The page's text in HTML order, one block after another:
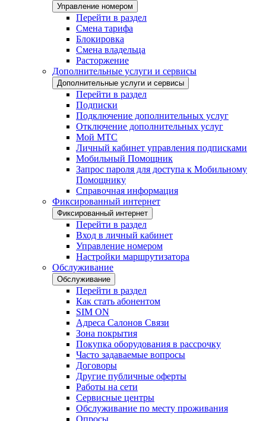
Управление номером
Перейти в раздел
Смена тарифа
Блокировка
Смена владельца
Расторжение
Дополнительные услуги и сервисы
Дополнительные услуги и сервисы
Перейти в раздел
Подписки
Подключение дополнительных услуг
Отключение дополнительных услуг
Мой МТС
Личный кабинет управления подписками
Мобильный Помощник
Запрос пароля для доступа к Мобильному
Помощнику
Справочная информация
Фиксированный интернет
Фиксированный интернет
Перейти в раздел
Вход в личный кабинет
Управление номером
Настройки маршрутизатора
Обслуживание
Обслуживание
Перейти в раздел
Как стать абонентом
SIM ON
Адреса Салонов Связи
Зона покрытия
Покупка оборудования в рассрочку
Часто задаваемые вопросы
Договоры
Другие публичные оферты
Работы на сети
Сервисные центры
Обслуживание по месту проживания
Опросы